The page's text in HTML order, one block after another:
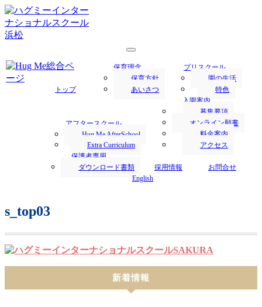
浜松の保育園／Hug Me International
School｜ハグミー・インターナショナ
浜松市にあるハグミー・インターナショナルスクールでは、
1才からの英語保育を行います。
トップ
保育理念
保育方針
あいさつ
プリスクール
園の生活
特色
アフタースクール
Hug Me AfterSchool
Extra Curriculum
入園案内
募集要項
オンライン願書
料金案内
アクセス
保護者専用
ダウンロード書類
採用情報
お問合せ
English
s_top03
新着情報